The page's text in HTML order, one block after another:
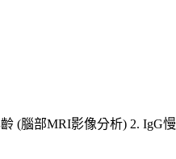
(腦部MRI影像分析) 2. IgG